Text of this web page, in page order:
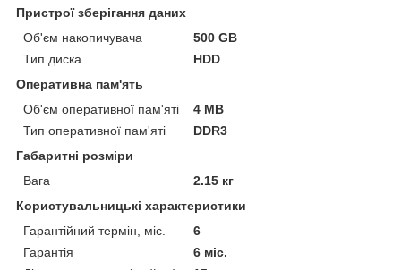
Пристрої зберігання даних
Об'єм накопичувача
500 GB
Тип диска
HDD
Оперативна пам'ять
Об'єм оперативної пам'яті
4 MB
Тип оперативної пам'яті
DDR3
Габаритні розміри
Вага
2.15 кг
Користувальницькі характеристики
Гарантійний термін, міс.
6
Гарантія
6 міс.